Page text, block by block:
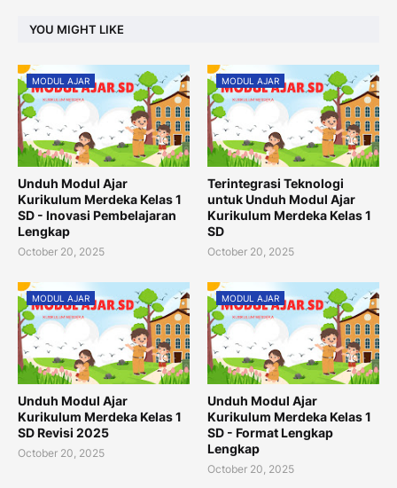
YOU MIGHT LIKE
MODUL AJAR
Unduh Modul Ajar
Kurikulum Merdeka Kelas 1
SD - Inovasi Pembelajaran
Lengkap
October 20, 2025
MODUL AJAR
Terintegrasi Teknologi
untuk Unduh Modul Ajar
Kurikulum Merdeka Kelas 1
SD
October 20, 2025
MODUL AJAR
Unduh Modul Ajar
Kurikulum Merdeka Kelas 1
SD Revisi 2025
October 20, 2025
MODUL AJAR
Unduh Modul Ajar
Kurikulum Merdeka Kelas 1
SD - Format Lengkap
Lengkap
October 20, 2025